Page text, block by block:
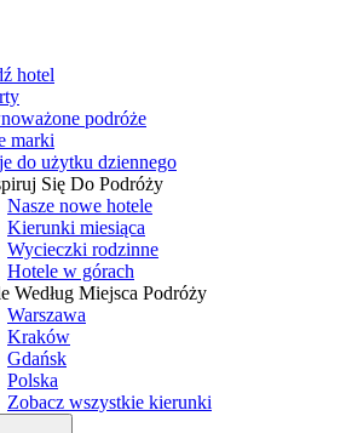
hotel
podróże
marki
do użytku dziennego
Się Do Podróży
Nasze nowe hotele
Kierunki miesiąca
Wycieczki rodzinne
Hotele w górach
Według Miejsca Podróży
Warszawa
Kraków
Gdańsk
Polska
Zobacz wszystkie kierunki